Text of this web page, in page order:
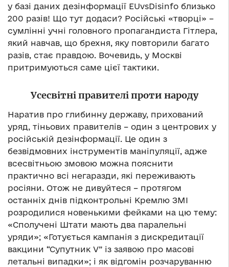
у базі даних дезінформації EUvsDisinfo близько
200 разів! Що тут додаси? Російські «творці» –
сумлінні учні головного пропагандиста Гітлера,
який навчав, що брехня, яку повторили багато
разів, стає правдою. Вочевидь, у Москві
притримуються саме цієї тактики.
Усесвітні правителі проти народу
Наратив про глибинну державу, прихований
уряд, тіньових правителів – один з центрових у
російській дезінформації. Це один з
безвідмовних інструментів маніпуляції, адже
всесвітньою змовою можна пояснити
практично всі негаразди, які переживають
росіяни. Отож не дивуйтеся – протягом
останніх днів підконтрольні Кремлю ЗМІ
розродилися новенькими фейками на цю тему:
«Сполучені Штати мають два паралельні
уряди»; «Готується кампанія з дискредитації
вакцини “Супутник V” із заявою про масові
летальні випадки»; і як відгомін розчаруванню